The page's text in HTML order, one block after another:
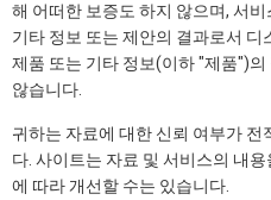
해 어떠한 보증도 하지 않으며, 서
기타 정보 또는 제안의 결과로서
제품 또는 기타 정보(이하 "제품")
않습니다.
귀하는 자료에 대한 신뢰 여부가
다. 사이트는 자료 및 서비스의 내
에 따라 개선할 수는 있습니다.